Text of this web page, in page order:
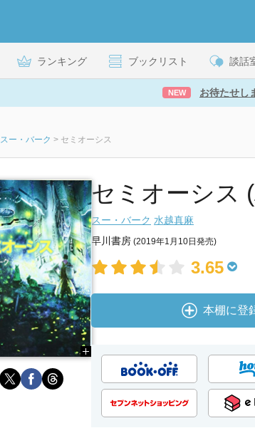
ランキング ブックリスト 談話
NEW お待たせし
スー・バーク > セミオーシス
セミオーシス
スー・バーク 水越真麻
早川書房 (2019年1月10日発売)
3.65
本棚に登